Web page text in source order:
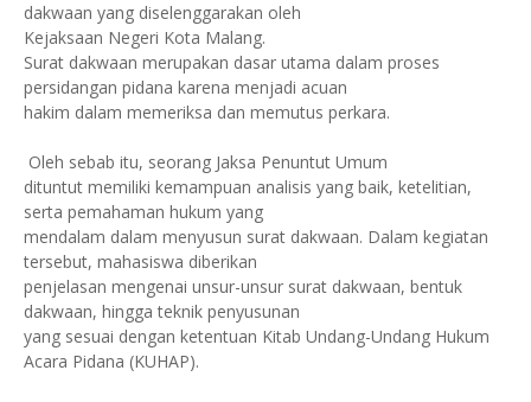
dakwaan yang diselenggarakan oleh
Kejaksaan Negeri Kota Malang.
Surat dakwaan merupakan dasar utama dalam proses
persidangan pidana karena menjadi acuan
hakim dalam memeriksa dan memutus perkara.
Oleh sebab itu, seorang Jaksa Penuntut Umum
dituntut memiliki kemampuan analisis yang baik, ketelitian,
serta pemahaman hukum yang
mendalam dalam menyusun surat dakwaan. Dalam kegiatan
tersebut, mahasiswa diberikan
penjelasan mengenai unsur-unsur surat dakwaan, bentuk
dakwaan, hingga teknik penyusunan
yang sesuai dengan ketentuan Kitab Undang-Undang Hukum
Acara Pidana (KUHAP).